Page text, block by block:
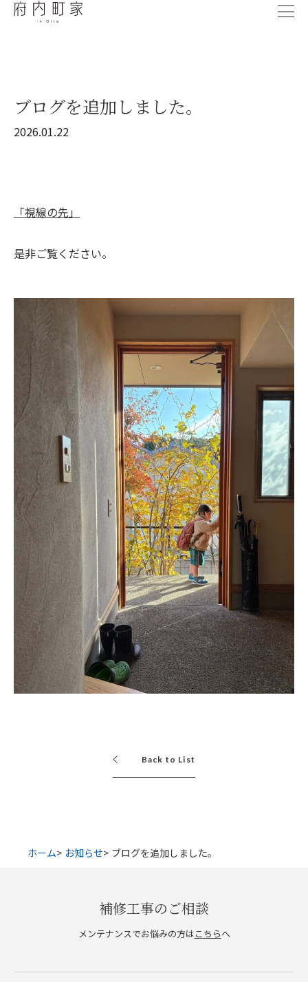
ブログを追加しました。
2026.01.22
「視線の先 」
是非ご覧ください。
Back to List
ホーム お知らせ ブログを追加しました。
補修工事のご相談
メンテナンスでお悩みの方はこちらへ